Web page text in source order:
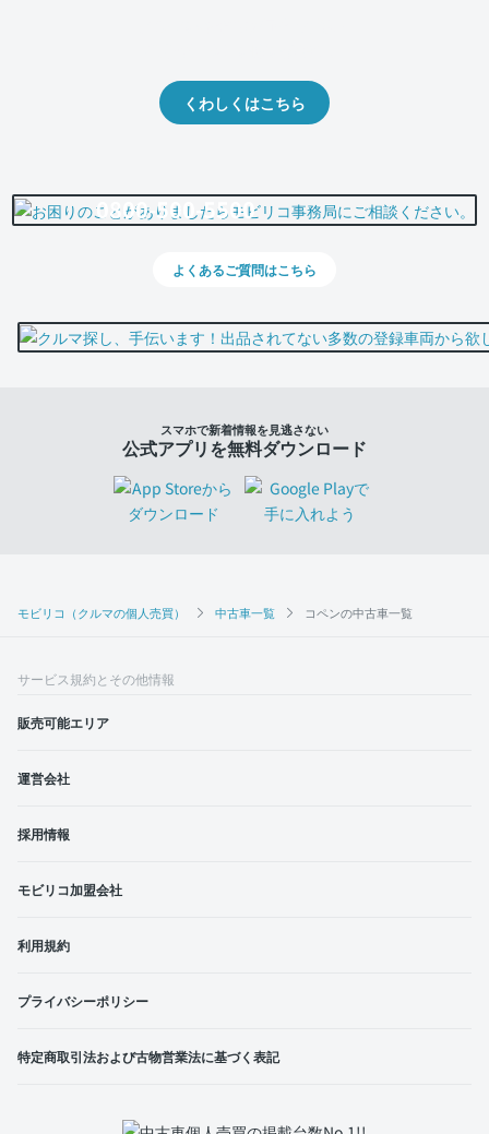
モビリコ（クルマの個人売買） 中古車一覧 コペンの中古車一覧
くわしくはこちら
0800-500-5500
よくあるご質問はこちら
スマホで新着情報を見逃さない
公式アプリを無料ダウンロード
サービス規約とその他情報
販売可能エリア
運営会社
採用情報
モビリコ加盟会社
利用規約
プライバシーポリシー
特定商取引法および古物営業法に基づく表記